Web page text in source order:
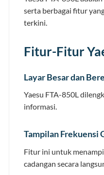
serta berbagai fitur
terkini.
Fitur-Fitur
Layar Besar dan
Yaesu FTA-850L
informasi.
Tampilan Frekuensi
Fitur ini untuk
cadangan secara